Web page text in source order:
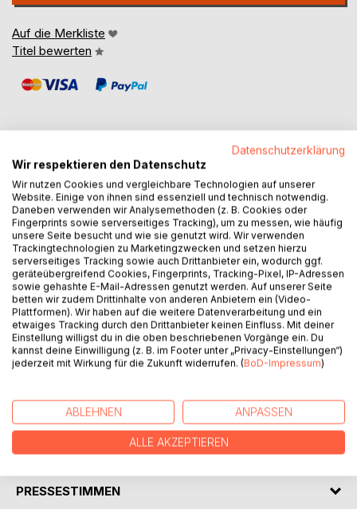
Auf die Merkliste
Titel bewerten
BESCHREIBUNG
Retro-Computing ist schon lange ein Thema, manche
sprechen sogar von einem Hype. Es gibt zahlreiche Retro-
Communities und auch zahlreiche Retro-Messen z.B. am
Heinz-Nixdorf-Forum im Paderborn. So wird dann auch der
C64 immer noch benutzt und es gibt Firmen, die ganz neue
Spiele für den alten Computer entwickeln. Dieses Buch
bietet eine umfangreiche Anleitung für den C64, sowohl für
Neueinsteiger, als auch für Wiedereinsteiger. Dabei werden
sowohl die Bereiche BASIC, als auch die Bereiche
Hardware und Assembler behandelt. Nicht zuletzt gibt es
Download, als auch zum Abtippen auf einem Original-C64.
PRESSESTIMMEN
Datenschutzerklärung
Wir respektieren den Datenschutz
Wir nutzen Cookies und vergleichbare Technologien auf unserer
Website. Einige von ihnen sind essenziell und technisch notwendig.
Daneben verwenden wir Analysemethoden (z. B. Cookies oder
Fingerprints sowie serverseitiges Tracking), um zu messen, wie häufig
unsere Seite besucht und wie sie genutzt wird. Wir verwenden
Trackingtechnologien zu Marketingzwecken und setzen hierzu
serverseitiges Tracking sowie auch Drittanbieter ein, wodurch ggf.
geräteübergreifend Cookies, Fingerprints, Tracking-Pixel, IP-Adressen
sowie gehashte E-Mail-Adressen genutzt werden. Auf unserer Seite
betten wir zudem Drittinhalte von anderen Anbietern ein (Video-
Plattformen). Wir haben auf die weitere Datenverarbeitung und ein
etwaiges Tracking durch den Drittanbieter keinen Einfluss. Mit deiner
Einstellung willigst du in die oben beschriebenen Vorgänge ein. Du
kannst deine Einwilligung (z. B. im Footer unter „Privacy-Einstellungen“)
jederzeit mit Wirkung für die Zukunft widerrufen. (BoD-Impressum)
ABLEHNEN ANPASSEN
ALLE AKZEPTIEREN